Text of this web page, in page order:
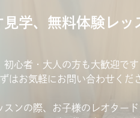
学、無料体験レッ
初心者・大人の方も大歓迎です
はお気軽にお問い合わせくだ
スンの際、お子様のレオタード